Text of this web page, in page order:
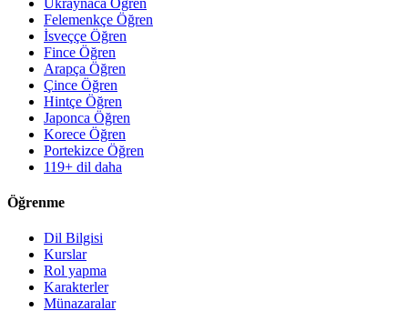
Felemenkçe Öğren
İsveççe Öğren
Fince Öğren
Arapça Öğren
Çince Öğren
Hintçe Öğren
Japonca Öğren
Korece Öğren
Portekizce Öğren
119+ dil daha
Öğrenme
Dil Bilgisi
Kurslar
Rol yapma
Karakterler
Münazaralar